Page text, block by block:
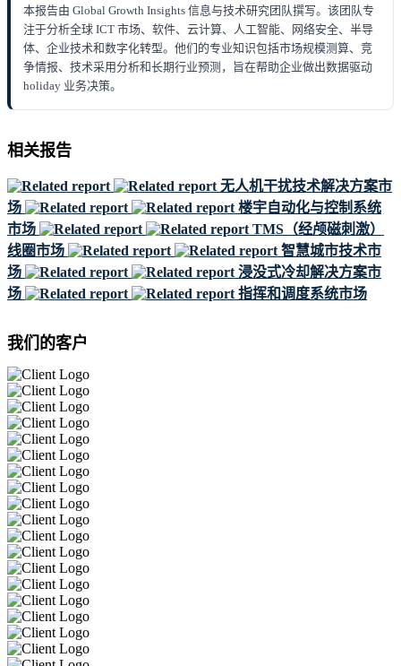
本报告由 Global Growth Insights 信息与技术研究团队撰写。该团队专
注于分析全球 ICT 市场、软件、云计算、人工智能、网络安全、半导
体、企业技术和数字化转型。他们的专业知识包括市场规模测算、竞
争情报、技术采用分析和长期行业预测，旨在帮助企业做出数据驱动
holiday 业务决策。
相关报告
无人机干扰技术解决方案市
场
楼宇自动化与控制系统
市场
TMS（经颅磁刺激）
线圈市场
智慧城市技术市
场
浸没式冷却解决方案市
场
指挥和调度系统市场
我们的客户